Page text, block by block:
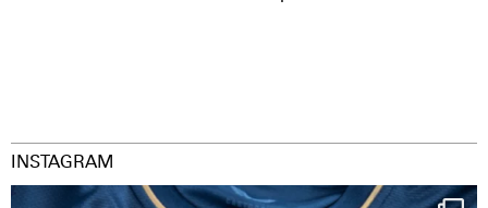
INSTAGRAM
Happy Birthday FCZ